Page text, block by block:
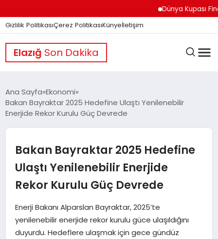
Dünya Kupası Finali
Gizlilik PolitikasıÇerez PolitikasıKünyeİletişim
Elazığ Son Dakika
GÜNDEM
DÜNYA
EĞITIM
EKONOMI
Ana Sayfa Ekonomi
Bakan Bayraktar 2025 Hedefine Ulaştı Yenilenebilir
Enerjide Rekor Kurulu Güç Devrede
Bakan Bayraktar 2025 Hedefine
Ulaştı Yenilenebilir Enerjide
Rekor Kurulu Güç Devrede
Enerji Bakanı Alparslan Bayraktar, 2025’te
yenilenebilir enerjide rekor kurulu güce ulaşıldığını
duyurdu. Hedeflere ulaşmak için gece gündüz